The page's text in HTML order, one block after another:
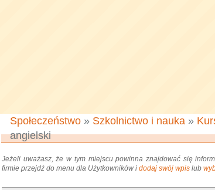
Społeczeństwo » Szkolnictwo i nauka »
angielski
Jeżeli uważasz, że w tym miejscu powinna znajdować się
firmie przejdź do menu dla Użytkowników i dodaj swój wpis lub